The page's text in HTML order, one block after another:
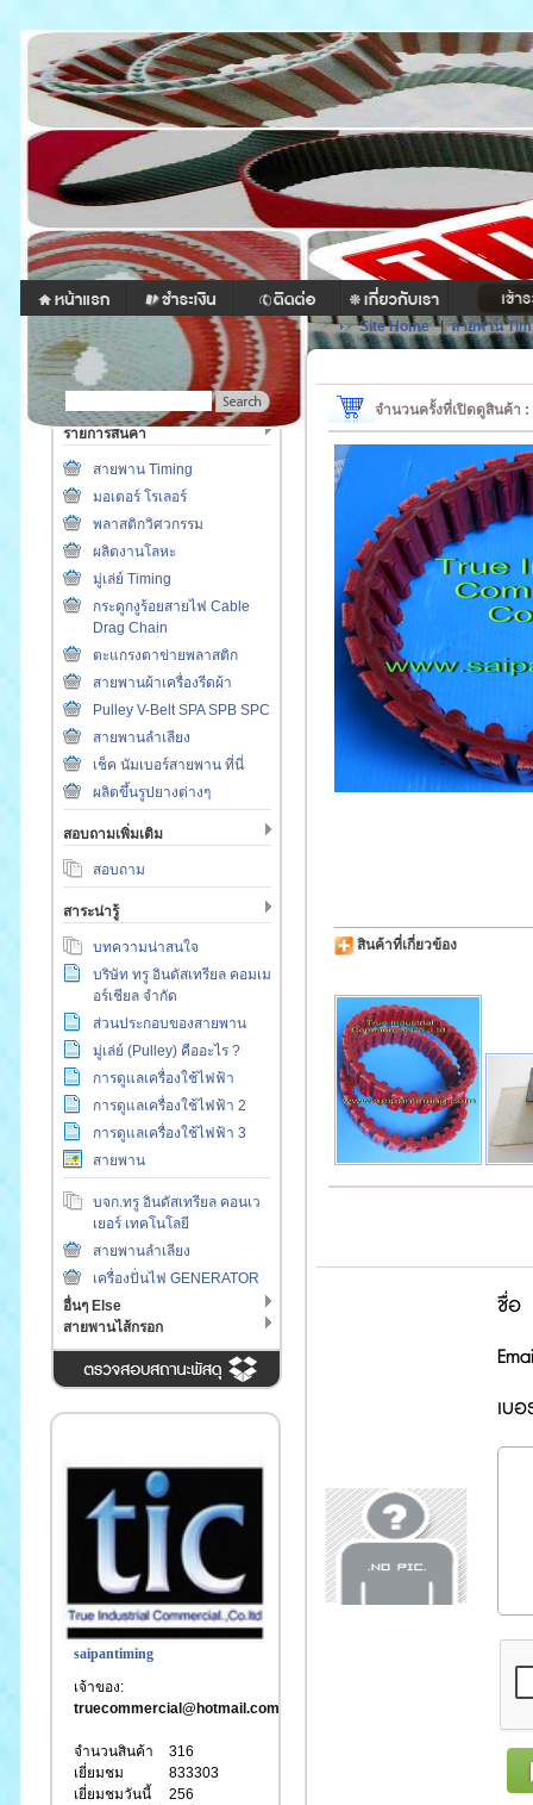
รายการสินค้า
สายพาน Timing
มอเตอร์ โรเลอร์
พลาสติกวิศวกรรม
ผลิตงานโลหะ
มู่เล่ย์ Timing
กระดูกงูร้อยสายไฟ Cable
Drag Chain
ตะแกรงตาข่ายพลาสติก
สายพานผ้าเครื่องรีดผ้า
Pulley V-Belt SPA SPB SPC
สายพานลำเลียง
เช็ค นัมเบอร์สายพาน ที่นี่
ผลิตขึ้นรูปยางต่างๆ
สอบถามเพิ่มเติม
สอบถาม
สาระน่ารู้
บทความน่าสนใจ
บริษัท ทรู อินดัสเทรียล คอมเม
อร์เชียล จำกัด
ส่วนประกอบของสายพาน
มู่เล่ย์ (Pulley) คืออะไร ?
การดูแลเครื่องใช้ไฟฟ้า
การดูแลเครื่องใช้ไฟฟ้า 2
การดูแลเครื่องใช้ไฟฟ้า 3
สายพาน
บจก.ทรู อินดัสเทรียล คอนเว
เยอร์ เทคโนโลยี
สายพานลำเลียง
เครื่องปั่นไฟ GENERATOR
อื่นๆ Else
สายพานไส้กรอก
saipantiming
เจ้าของ:
truecommercial@hotmail.com
จำนวนสินค้า
316
เยี่ยมชม
833303
เยี่ยมชมวันนี้
256
Site Home|สายพาน
จำนวนครั้งที่เปิดดูสินค้า
สินค้าที่เกี่ยวข้อง
ชื่อ
เบ